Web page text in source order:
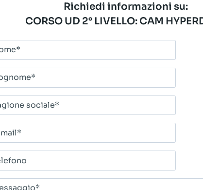
Richiedi informazioni su:
CORSO UD 2° LIVELLO: CAM